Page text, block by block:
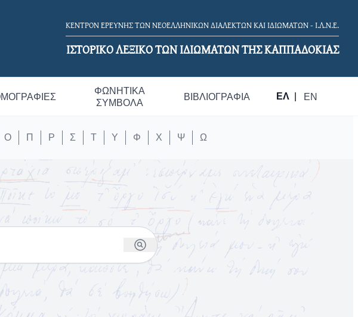
ΚΕΝΤΡΟΝ ΕΡΕΥΝΗΣ ΤΩΝ ΝΕΟΕΛΛΗΝΙΚΩΝ ΔΙΑΛΕΚΤΩΝ ΚΑΙ ΙΔΙΩΜΑΤΩΝ - Ι.Λ.Ν.Ε.
ΙΣΤΟΡΙΚΟ ΛΕΞΙΚΟ TΩΝ ΙΔΙΩΜΑΤΩΝ ΤΗΣ ΚΑΠΠΑΔΟΚΙΑΣ
ΦΩΝΗΤΙΚΆ
ΣΎΜΒΟΛΑ
ΒΙΒΛΙΟΓΡΑΦΊΑ ΕΛ EN
Ο Π Ρ Σ Τ Υ Φ Χ Ψ Ω